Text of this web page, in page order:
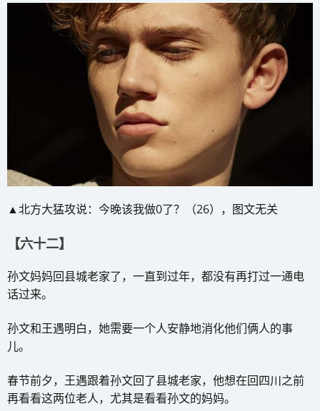
▲北方大猛攻说：今晚该我做0了？（26），图文无关
【六十二】
孙文妈妈回县城老家了，一直到过年，都没有再打过一通电
话过来。
孙文和王遇明白，她需要一个人安静地消化他们俩人的事
儿。
春节前夕，王遇跟着孙文回了县城老家，他想在回四川之前
再看看这两位老人，尤其是看看孙文的妈妈。